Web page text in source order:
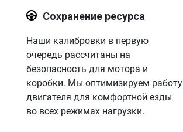
Сохранение ресурса
Наши калибровки в первую
очередь рассчитаны на
безопасность для мотора и
коробки. Мы оптимизируем работу
двигателя для комфортной езды
во всех режимах нагрузки.